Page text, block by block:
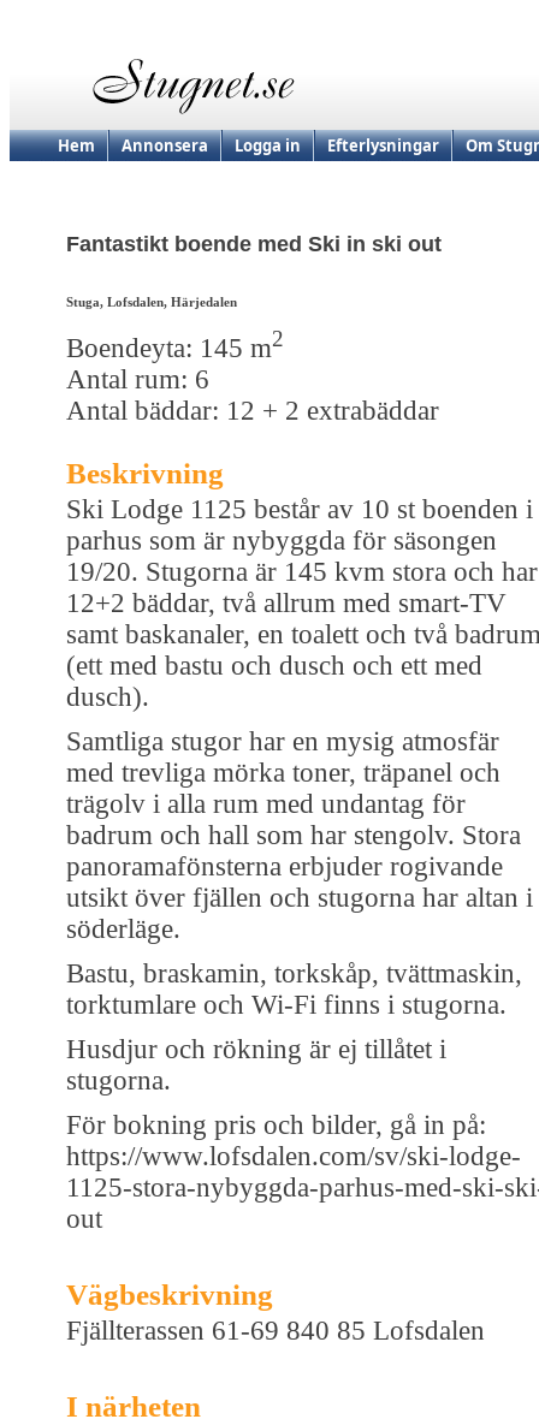
Hem Annonsera Logga in Efterlysningar Om
Fantastikt boende med Ski in ski out
Stuga, Lofsdalen, Härjedalen
Boendeyta: 145 m2
Antal rum: 6
Antal bäddar: 12 + 2 extrabäddar
Beskrivning
Ski Lodge 1125 består av 10 st boenden i
parhus som är nybyggda för säsongen
19/20. Stugorna är 145 kvm stora och har
12+2 bäddar, två allrum med smart-TV
samt baskanaler, en toalett och två
(ett med bastu och dusch och ett med
dusch).
Samtliga stugor har en mysig atmosfär
med trevliga mörka toner, träpanel och
trägolv i alla rum med undantag för
badrum och hall som har stengolv. Stora
panoramafönsterna erbjuder rogivande
utsikt över fjällen och stugorna har altan i
söderläge.
Bastu, braskamin, torkskåp, tvättmaskin,
torktumlare och Wi-Fi finns i stugorna.
Husdjur och rökning är ej tillåtet i
stugorna.
För bokning pris och bilder, gå in på:
https://www.lofsdalen.com/sv/ski-lodge-
1125-stora-nybyggda-parhus-med-ski-
out
Vägbeskrivning
Fjällterassen 61-69 840 85 Lofsdalen
I närheten